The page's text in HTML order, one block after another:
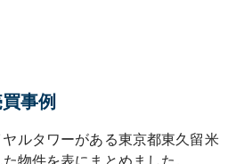
事例
ルタワーがある東京都東久留米
物件を表にまとめました。